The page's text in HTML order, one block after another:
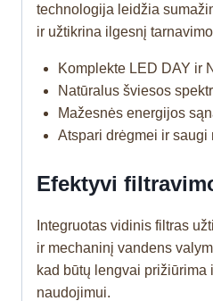
technologija leidžia
ir užtikrina ilgesnį
Komplekte LED DAY ir
Natūralus šviesos
Mažesnės energijos
Atspari drėgmei ir saugi
Efektyvi
Integruotas vidinis filtras
ir mechaninį vandens
kad būtų lengvai
naudojimui.